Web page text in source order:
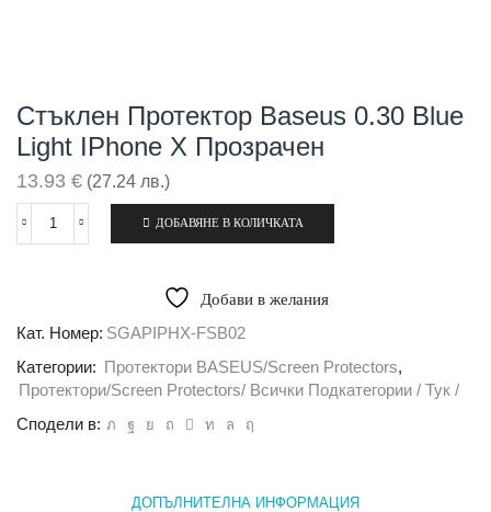
Стъклен Протектор Baseus 0.30 Blue
Light IPhone X Прозрачен
13.93 € (27.24 лв.)
количество
0.30
Light
iPhone
прозрачен
ДОБАВЯНЕ В КОЛИЧКАТА
Добави в желания
Кат. Номер: SGAPIPHX-FSB02
Категории:
Протектори BASEUS/Screen Protectors,
Протектори/Screen Protectors/ Всички Подкатегории / Тук /
Сподели в:
ДОПЪЛНИТЕЛНА ИНФОРМАЦИЯ